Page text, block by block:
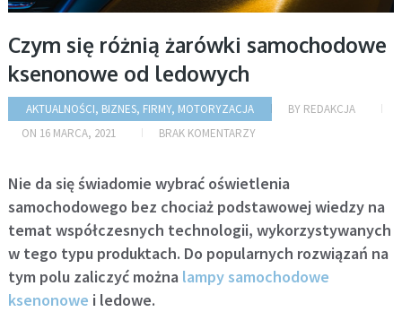
Czym się różnią żarówki samochodowe
ksenonowe od ledowych
AKTUALNOŚCI, BIZNES, FIRMY, MOTORYZACJA BY REDAKCJA
ON 16 MARCA, 2021 BRAK KOMENTARZY
Nie da się świadomie wybrać oświetlenia
samochodowego bez chociaż podstawowej wiedzy na
temat współczesnych technologii, wykorzystywanych
w tego typu produktach. Do popularnych rozwiązań na
tym polu zaliczyć można lampy samochodowe
ksenonowe i ledowe.